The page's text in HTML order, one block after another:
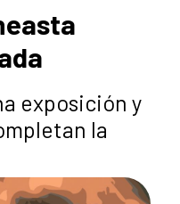
exposición y
la